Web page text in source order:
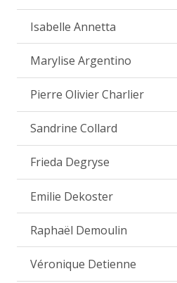
Isabelle Annetta
Marylise Argentino
Pierre Olivier Charlier
Sandrine Collard
Frieda Degryse
Emilie Dekoster
Raphaël Demoulin
Véronique Detienne